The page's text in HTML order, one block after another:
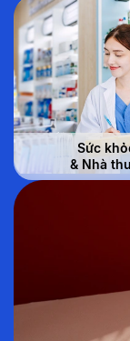
Sức
& Nhà